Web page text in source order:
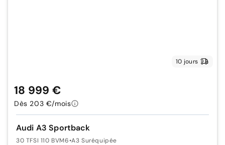
10 jours
Audi A3 Sportback
30 TFSI 110 BVM6•A3 Suréquipée
18 999 €
Dès 203 €/mois